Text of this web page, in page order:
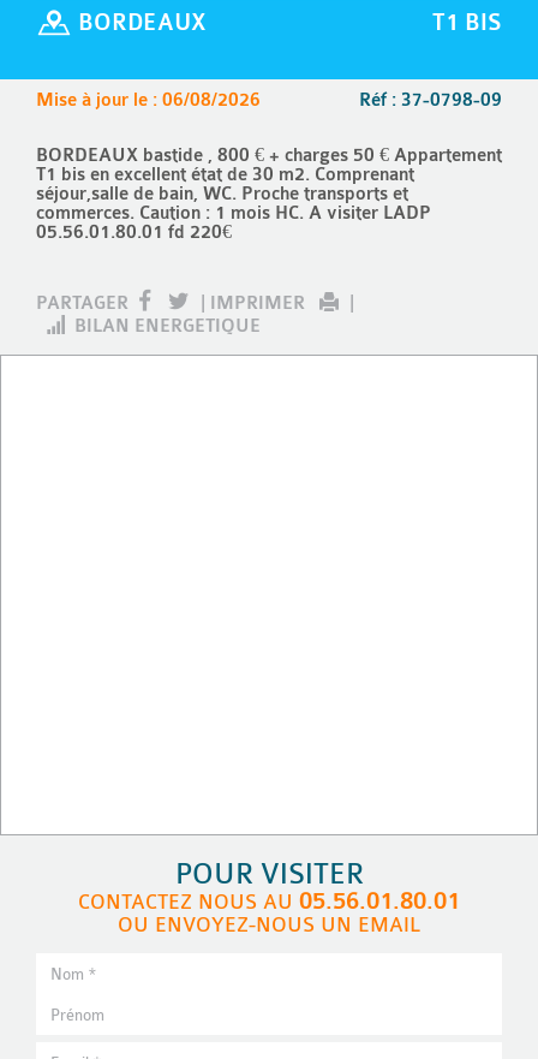
T1 BIS
BORDEAUX
Réf : 37-0798-09
Mise à jour le : 06/08/2026
BORDEAUX bastide , 800 € + charges 50 € Appartement
T1 bis en excellent état de 30 m2. Comprenant
séjour,salle de bain, WC. Proche transports et
commerces. Caution : 1 mois HC. A visiter LADP
05.56.01.80.01 fd 220€
PARTAGER IMPRIMER
BILAN ENERGETIQUE
POUR VISITER
CONTACTEZ NOUS AU 05.56.01.80.01
OU ENVOYEZ-NOUS UN EMAIL